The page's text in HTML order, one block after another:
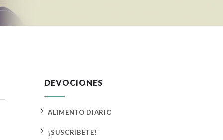
DEVOCIONES
5 ALIMENTO DIARIO
5 ¡SUSCRÍBETE!